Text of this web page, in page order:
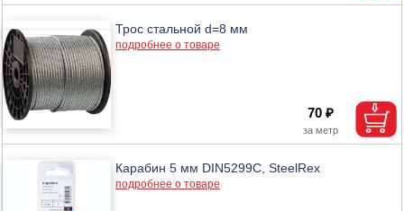
Трос стальной d=8 мм
подробнее о товаре
70 ₽
Карабин 5 мм DIN5299C, SteelRex
подробнее о товаре